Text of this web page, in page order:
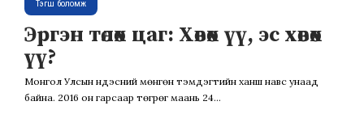
Тэгш боломж
Эргэн төлөх цаг: Хөвөх үү, эс хөвөх
үү?
Монгол Улсын үндэсний мөнгөн тэмдэгтийн ханш навс унаад
байна. 2016 он гарсаар төгрөг маань 24...